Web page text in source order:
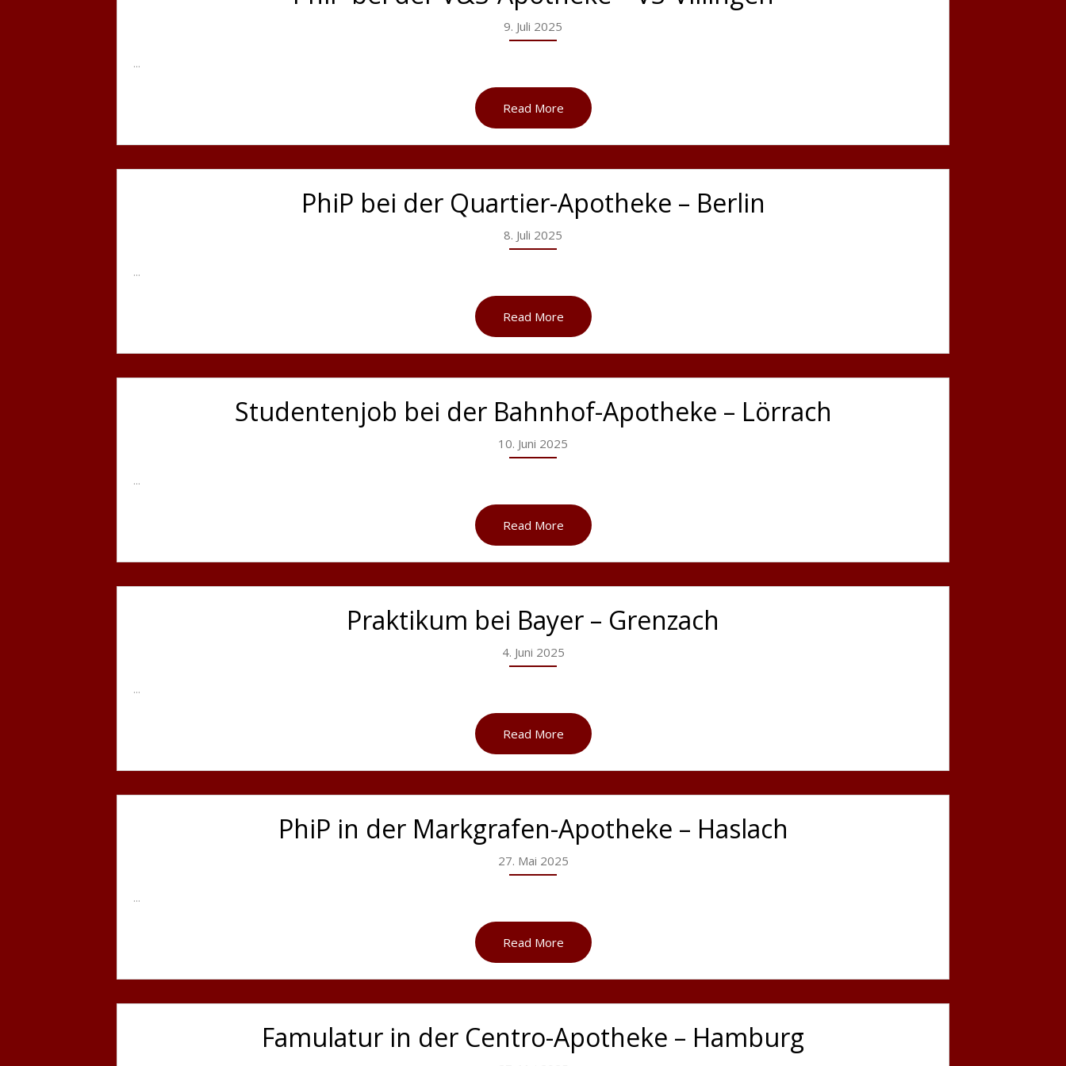
9. Juli 2025
...
Read More
PhiP bei der Quartier-Apotheke – Berlin
8. Juli 2025
...
Read More
Studentenjob bei der Bahnhof-Apotheke – Lörrach
10. Juni 2025
...
Read More
Praktikum bei Bayer – Grenzach
4. Juni 2025
...
Read More
PhiP in der Markgrafen-Apotheke – Haslach
27. Mai 2025
...
Read More
Famulatur in der Centro-Apotheke – Hamburg